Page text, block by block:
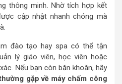
thông minh. Nhờ tích hợp kết
cập nhật nhanh chóng mà
đào tạo hay spa có thể tận
lý giáo viên, học viên hoặc
Nếu bạn còn băn khoăn, hãy
gặp về máy chấm công